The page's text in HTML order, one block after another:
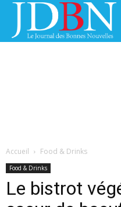
Accueil Food & Drinks
Food & Drinks
Le bistrot